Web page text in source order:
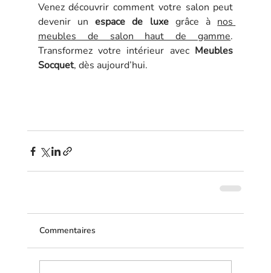
Venez découvrir comment votre salon peut
devenir un espace de luxe grâce à nos
meubles de salon haut de gamme.
Transformez votre intérieur avec Meubles
Socquet, dès aujourd’hui.
Commentaires